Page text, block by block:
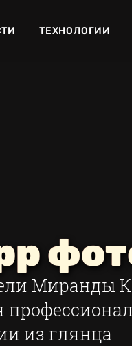
ТЕХНОЛОГИИ
Миранды
из глянца